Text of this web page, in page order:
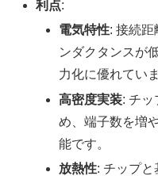
利点:
電気特性: 接続距
ンダクタンスが
力化に優れていま
高密度実装: チッ
め、端子数を増
能です。
放熱性: チップ